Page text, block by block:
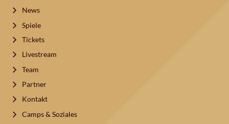
News
Spiele
Tickets
Livestream
Team
Partner
Kontakt
Camps & Soziales